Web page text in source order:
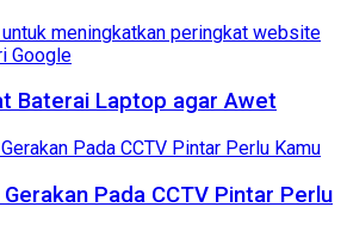
Baterai Laptop agar Awet
Pada CCTV Pintar Perlu